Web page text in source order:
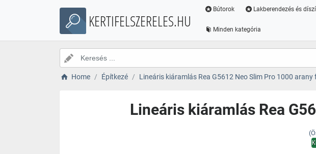
KERTIFELSZERELES.HU
Bútorok Lakberendezés és
Minden kategória
Home Építkezé Lineáris kiáramlás Rea G5612 Neo Slim Pro 1000 arany
Lineáris kiáramlás Rea